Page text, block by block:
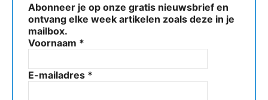
Abonneer je op onze gratis nieuwsbrief en
ontvang elke week artikelen zoals deze in je
mailbox.
Voornaam *
E-mailadres *